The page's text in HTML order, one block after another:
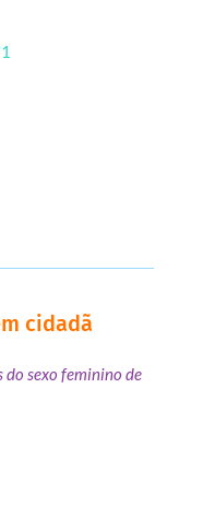
cidadã
do sexo feminino de